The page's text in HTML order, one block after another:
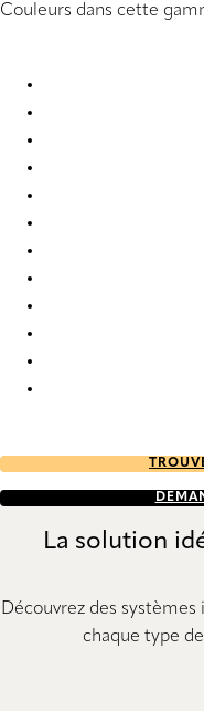
Couleurs dans cette
La solution
Découvrez des
chaque type